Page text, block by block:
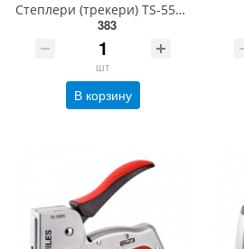
Степлери (трекери) TS-5592E/Y
383
шт
В корзину